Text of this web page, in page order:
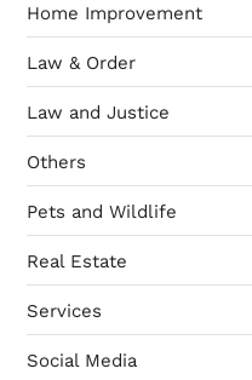
Home Improvement
Law & Order
Law and Justice
Others
Pets and Wildlife
Real Estate
Services
Social Media